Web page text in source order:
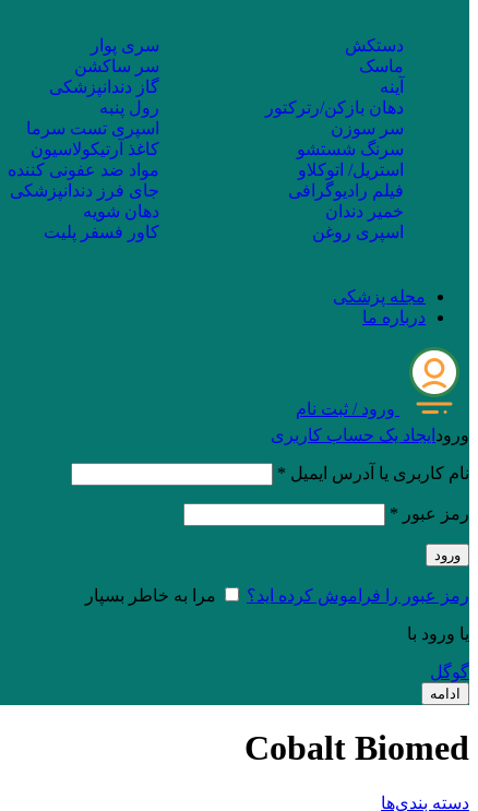
دستکش
ماسک
آینه
دهان بازکن/رترکتور
سر سوزن
سرنگ شستشو
استریل/ اتوکلاو
فیلم رادیوگرافی
خمیر دندان
اسپری روغن
سری پوار
سر ساکشن
گاز دندانپزشکی
رول پنبه
اسپری تست سرما
کاغذ آرتیکولاسیون
مواد ضد عفونی کننده
جای فرز دندانپزشکی
دهان شویه
کاور فسفر پلیت
مجله پزشکی
درباره ما
ورود / ثبت نام
ورود ایجاد یک حساب کاربری
نام کاربری یا آدرس ایمیل *
رمز عبور *
ورود
رمز عبور را فراموش کرده اید؟ مرا به خاطر بسپار
یا ورود با
گوگل
ادامه
Cobalt Biomed
دسته بندی‌ها